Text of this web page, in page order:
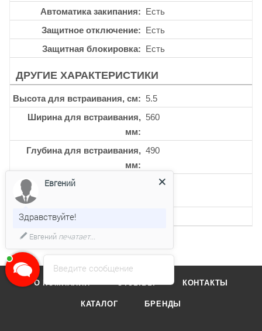
Автоматика закипания
Есть
Защитное отключение
Есть
Защитная блокировка
Есть
ДРУГИЕ ХАРАКТЕРИСТИКИ
Высота для встраивания, см
5.5
Ширина для встраивания,
мм
560
Глубина для встраивания,
мм
490
Кол-во индукционных
Кол-во уровней мощности
О КОМПАНИИ ОТЗЫВЫ КОНТАКТЫ
КАТАЛОГ БРЕНДЫ
Введите сообщение
Евгений
Здравствуйте!
Евгенийпечатает...